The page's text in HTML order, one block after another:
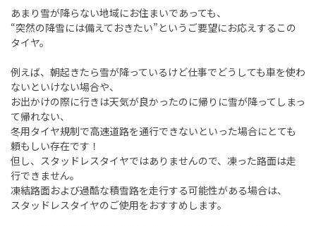
あまり雪が降らない地域にお住まいであっても、
“突然の降雪には備えておきたい”というご要望にお応えするこの
タイヤ。
例えば、朝起きたら雪が降っているけど仕事でどうしても車を使わ
ないといけない場合や、
お出かけの際に行きは天気が良かったのに帰りに雪が降ってしまっ
て帰れない、
冬用タイヤ規制で高速道路を通行できないといった場合にとても
頼もしい存在です！
但し、スタッドレスタイヤではありませんので、凍った路面は走
行できません。
凍結路面および過酷な積雪路を走行する可能性がある場合は、
スタッドレスタイヤのご使用をおすすめします。